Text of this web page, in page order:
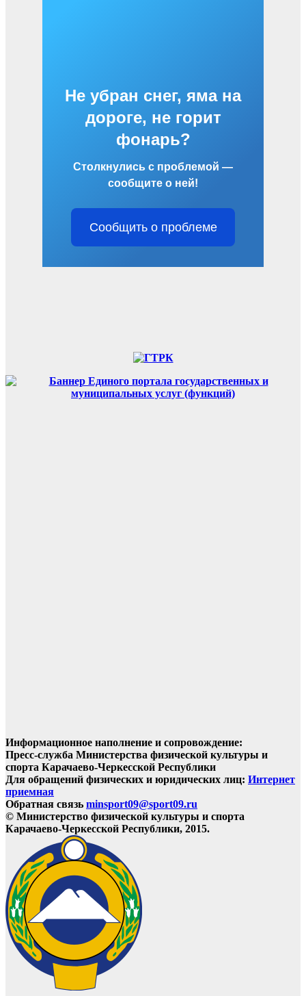
Не убран снег, яма на
дороге, не горит
фонарь?
Столкнулись с проблемой —
сообщите о ней!
Сообщить о проблеме
Информационное наполнение и сопровождение:
Пресс-служба Министерства физической культуры и
спорта Карачаево-Черкесской Республики
Для обращений физических и юридических лиц: Интернет
приемная
Обратная связь minsport09@sport09.ru
© Министерство физической культуры и спорта
Карачаево-Черкесской Республики, 2015.